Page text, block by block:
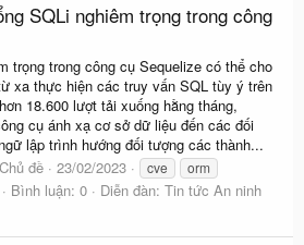
SQLi nghiêm trọng trong công
trọng trong công cụ Sequelize có thể cho
xa thực hiện các truy vấn SQL tùy ý trên
18.600 lượt tải xuống hằng tháng,
cụ ánh xạ cơ sở dữ liệu đến các đối
lập trình hướng đối tượng các thành...
Chủ đề 23/02/2023 cve
orm
Bình luận: 0 Diễn đàn: Tin tức An ninh